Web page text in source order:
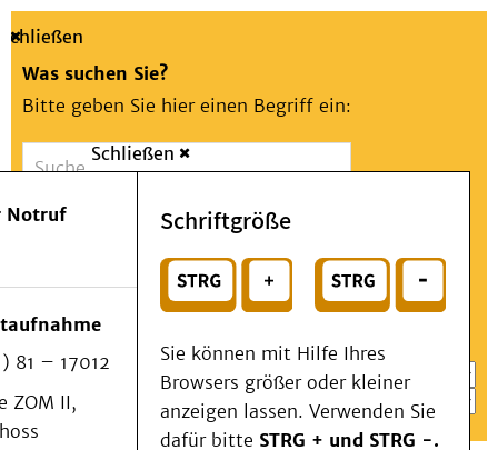
Suche
Schließen
Was suchen Sie?
Bitte geben Sie hier einen Begriff ein:
Suchen
oder
Wählen Sie ein Thema für Ihren Schnelleinstieg
Notfall
Schließen
Notruf
81 – 17012
ZOM II,
Schriftgröße
Sie können mit Hilfe Ihres
Browsers größer oder kleiner
anzeigen lassen. Verwenden Sie
dafür bitte STRG + und STRG -.
Menü
Patienten & Besucher
Kliniken/Institute/Zentren
Als Patient am UKD
Beratung und Unterstützung
Veranstaltungen
Kommunikation im Medizinwesen (KIM)